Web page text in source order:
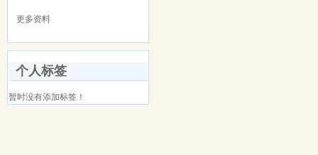
更多资料
个人标签
暂时没有添加标签！